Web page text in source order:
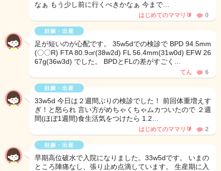
なぁ もう少し前に行くべきかなぁ 今まで…
はじめてのママリ🔰 0
妊娠・出産
足が短いのが心配です。 35w5dでの検診で BPD 94.5mm
(〇〇R) FTA 80.9㎠(38w2d) FL 56.4mm(31w0d) EFW 26
67g(36w3d) でした。 BPDとFLの差がすごく…
てん 6
妊娠・出産
33w5d 今日は２週間ぶりの検診でした！ 前回体重増えす
ぎ！と怒られ 言い方がめちゃくちゃムカついたので ２週
間(ほぼ1週間)食生活気をつけたら 1.2…
はじめてのママリ🔰 2
妊娠・出産
早期高位破水で入院になりました。33w5dです。 いまの
ところ陣痛なし、張り止め点滴しています。 生産期に入